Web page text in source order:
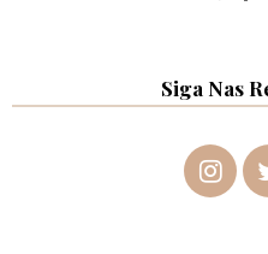
Siga Nas